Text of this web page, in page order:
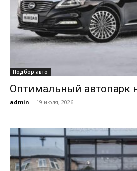
Подбор авто
Оптимальный автопарк
admin - 19 июля, 2026